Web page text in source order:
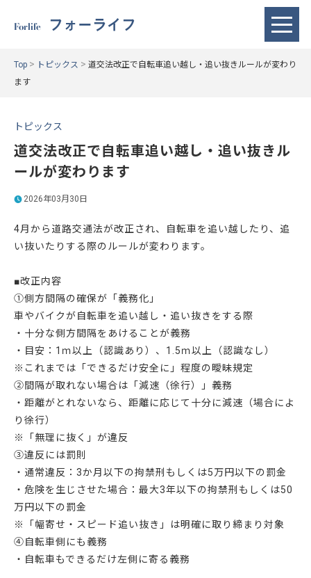
Forlife フォーライフ
Top > トピックス > 道交法改正で自転車追い越し・追い抜きルールが変わり
ます
トピックス
道交法改正で自転車追い越し・追い抜きル
ールが変わります
2026年03月30日
4月から道路交通法が改正され、自転車を追い越したり、追
い抜いたりする際のルールが変わります。
■改正内容
①側方間隔の確保が「義務化」
車やバイクが自転車を追い越し・追い抜きをする際
・十分な側方間隔をあけることが義務
・目安：1ｍ以上（認識あり）、1.5ｍ以上（認識なし）
※これまでは「できるだけ安全に」程度の曖昧規定
②間隔が取れない場合は「減速（徐行）」義務
・距離がとれないなら、距離に応じて十分に減速（場合によ
り徐行）
※「無理に抜く」が違反
③違反には罰則
・通常違反：3か月以下の拘禁刑もしくは5万円以下の罰金
・危険を生じさせた場合：最大3年以下の拘禁刑もしくは50
万円以下の罰金
※「幅寄せ・スピード追い抜き」は明確に取り締まり対象
④自転車側にも義務
・自転車もできるだけ左側に寄る義務